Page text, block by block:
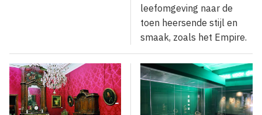
leefomgeving naar de
toen heersende stijl en
smaak, zoals het Empire.